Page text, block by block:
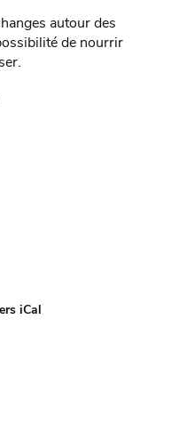
autour des
de nourrir
iCal